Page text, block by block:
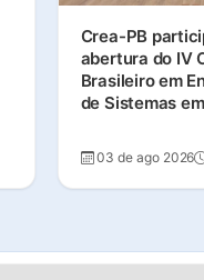
Crea-PB
abertura do IV
Brasileiro em
de Sistemas
03 de ago 2026